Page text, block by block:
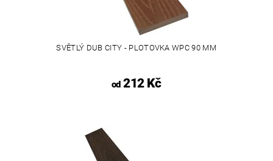
SVĚTLÝ DUB CITY - PLOTOVKA WPC 90 MM
od212 Kč